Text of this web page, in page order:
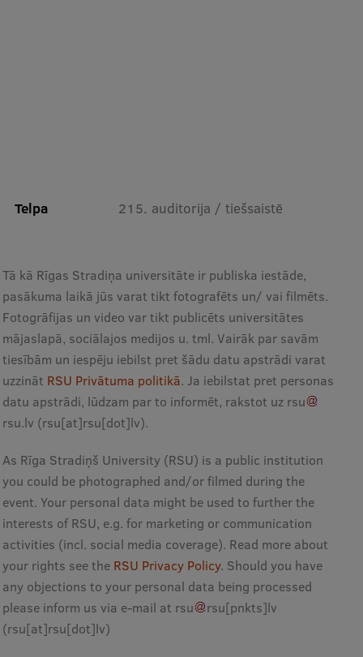
Telpa 215. auditorija / tiešsaistē
Tā kā Rīgas Stradiņa universitāte ir publiska iestāde,
pasākuma laikā jūs varat tikt fotografēts un/ vai filmēts.
Fotogrāfijas un video var tikt publicēts universitātes
mājaslapā, sociālajos medijos u. tml. Vairāk par savām
tiesībām un iespēju iebilst pret šādu datu apstrādi varat
uzzināt RSU Privātuma politikā. Ja iebilstat pret personas
datu apstrādi, lūdzam par to informēt, rakstot uz rsu
rsu.lv (rsu[at]rsu[dot]lv).
As Rīga Stradiņš University (RSU) is a public institution
you could be photographed and/or filmed during the
event. Your personal data might be used to further the
interests of RSU, e.g. for marketing or communication
activities (incl. social media coverage). Read more about
your rights see the RSU Privacy Policy. Should you have
any objections to your personal data being processed
please inform us via e-mail at rsu rsu[pnkts]lv
(rsu[at]rsu[dot]lv)